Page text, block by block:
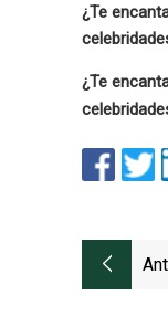
¿Te
¿Te